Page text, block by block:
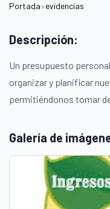
Portada»evidencias
Descripción:
Un presupuesto
organizar y planificar
permitiéndonos tomar
Galería de